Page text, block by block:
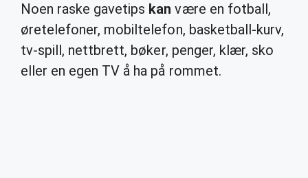
Noen raske gavetips kan være en fotball,
øretelefoner, mobiltelefon, basketball-kurv,
tv-spill, nettbrett, bøker, penger, klær, sko
eller en egen TV å ha på rommet.